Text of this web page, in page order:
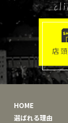
店
HOME
選ばれる理由